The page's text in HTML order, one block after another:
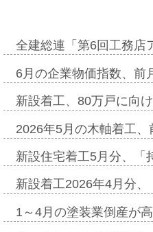
全建総連「第6回工務
6月の企業物価指数、
新設着工、80万戸に向
2026年5月の木軸着工
新設住宅着工5月分、
新設着工2026年4月分
1～4月の塗装業倒産が